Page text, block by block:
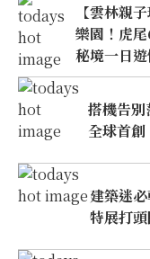
【雲林親
樂園！虎
秘境一日
搭機告別
全球首
建築迷
特展打